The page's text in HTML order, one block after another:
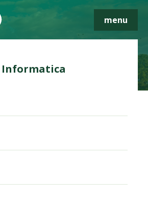
menu
Informatica